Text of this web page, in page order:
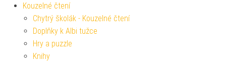
Kouzelné čtení
Chytrý školák - Kouzelné čtení
Doplňky k Albi tužce
Hry a puzzle
Knihy